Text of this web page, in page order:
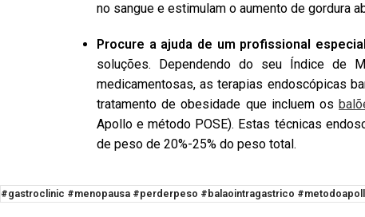
no sangue e estimulam o aumento de gordura
Procure a ajuda de um profissional
soluções. Dependendo do seu Índice de
medicamentosas, as terapias endoscópicas
tratamento de obesidade que incluem os
Apollo e método POSE). Estas técnicas
de peso de 20%-25% do peso total.
#gastroclinic #menopausa #perderpeso #balaointragastrico